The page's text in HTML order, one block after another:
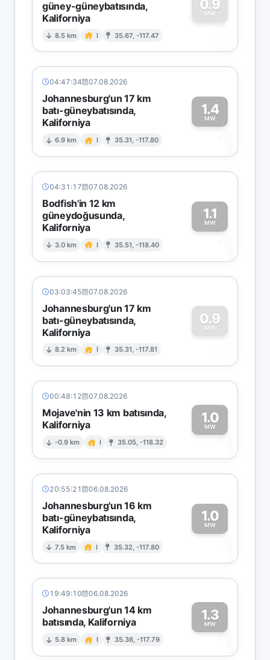
güney-güneybatısında,
Kaliforniya
8.5 km I 35.67, -117.47
0.9
MW
0
04:47:34 07.08.2026
Johannesburg'un 17 km
batı-güneybatısında,
Kaliforniya
6.9 km I 35.31, -117.80
1.4
MW
1
04:31:17 07.08.2026
Bodfish'in 12 km
güneydoğusunda,
Kaliforniya
3.0 km I 35.51, -118.40
1.1
MW
1
03:03:45 07.08.2026
Johannesburg'un 17 km
batı-güneybatısında,
Kaliforniya
8.2 km I 35.31, -117.81
0.9
MW
0
00:48:12 07.08.2026
Mojave'nin 13 km batısında,
Kaliforniya
-0.9 km I 35.05, -118.32
1.0
MW1
20:55:21 06.08.2026
Johannesburg'un 16 km
batı-güneybatısında,
Kaliforniya
7.5 km I 35.32, -117.80
1.0
MW
1
19:49:10 06.08.2026
Johannesburg'un 14 km
batısında, Kaliforniya
5.8 km I 35.36, -117.79
1.3
MW1